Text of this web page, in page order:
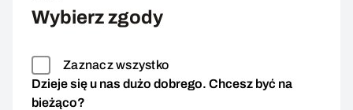
Wybierz zgody
Zaznacz wszystko
Dzieje się u nas dużo dobrego. Chcesz być na
bieżąco?